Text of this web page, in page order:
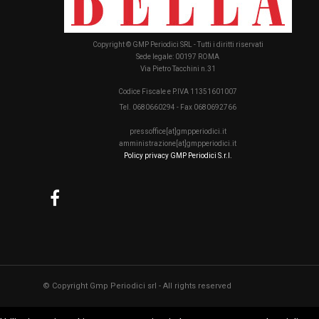
Copyright © GMP Periodici SRL - Tutti i diritti riservati
Sede legale: 00197 ROMA
Via Pietro Tacchini n.31
Codice Fiscale e P.IVA 11351601007
Tel. 0680660294 - Fax 0680692766
pressoffice[at]gmpperiodici.it
amministrazione[at]gmpperiodici.it
Policy privacy GMP Periodici S.r.l.
© Copyright Gmp Periodici srl - All rights reserved